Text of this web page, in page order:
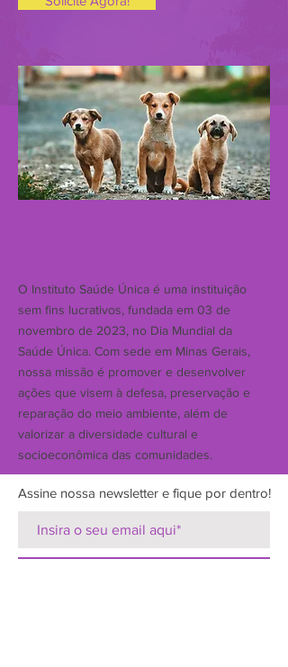
O Instituto Saúde Única é uma instituição
sem fins lucrativos, fundada em 03 de
novembro de 2023, no Dia Mundial da
Saúde Única. Com sede em Minas Gerais,
nossa missão é promover e desenvolver
ações que visem à defesa, preservação e
reparação do meio ambiente, além de
valorizar a diversidade cultural e
socioeconômica das comunidades.
Assine nossa newsletter e fique por dentro!